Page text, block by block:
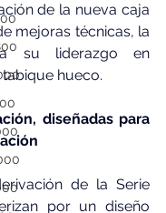
de la nueva caja
mejoras técnicas, la
su liderazgo en
hueco.
diseñadas para
de la Serie
por un diseño